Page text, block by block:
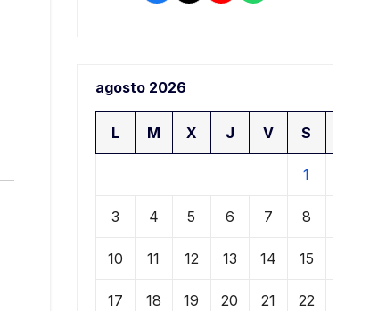
agosto 2026
L M X J V S
1
3 4 5 6 7 8
10 11 12 13 14 15
17 18 19 20 21 22